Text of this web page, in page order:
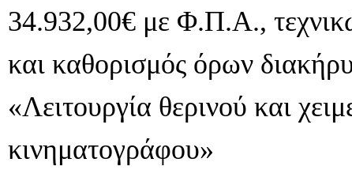
34.932,00€ με Φ.Π.Α.,
και καθορισμός όρων
«Λειτουργία θερινού και
κινηματογράφου»